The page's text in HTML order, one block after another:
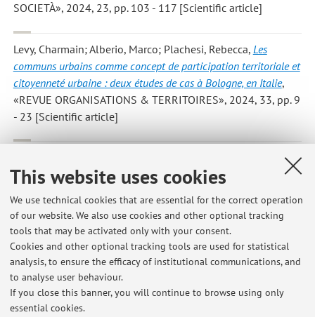
This website uses cookies
We use technical cookies that are essential for the correct operation
of our website. We also use cookies and other optional tracking
tools that may be activated only with your consent.
Cookies and other optional tracking tools are used for statistical
analysis, to ensure the efficacy of institutional communications, and
to analyse user behaviour.
If you close this banner, you will continue to browse using only
essential cookies.
SOCIETÀ», 2024, 23, pp. 103 - 117 [Scientific article]
Levy, Charmain; Alberio, Marco; Plachesi, Rebecca, Les
communs urbains comme concept de participation territoriale et
citoyenneté urbaine : deux études de cas à Bologne, en Italie,
«REVUE ORGANISATIONS & TERRITOIRES», 2024, 33, pp. 9
- 23 [Scientific article]
territoriale in un contesto di crisi sanitaria: il caso studio
(Eco)Sistemi di Innovazione Sociale. Un percorso di capacity
building, Milano, FrancoAngeli, 2024, pp. 153 - 172 (VITE
PARALLELE, IBRIDAZIONI E SOCIETÀ MUTAGENA) [Chapter
or essay]